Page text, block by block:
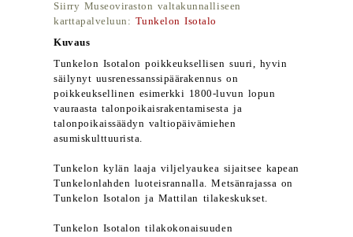
Siirry Museoviraston valtakunnalliseen
karttapalveluun: Tunkelon Isotalo
Kuvaus
Tunkelon Isotalon poikkeuksellisen suuri, hyvin
säilynyt uusrenessanssipäärakennus on
poikkeuksellinen esimerkki 1800-luvun lopun
vauraasta talonpoikaisrakentamisesta ja
talonpoikaissäädyn valtiopäivämiehen
asumiskulttuurista.
Tunkelon kylän laaja viljelyaukea sijaitsee kapean
Tunkelonlahden luoteisrannalla. Metsänrajassa on
Tunkelon Isotalon ja Mattilan tilakeskukset.
Tunkelon Isotalon tilakokonaisuuden